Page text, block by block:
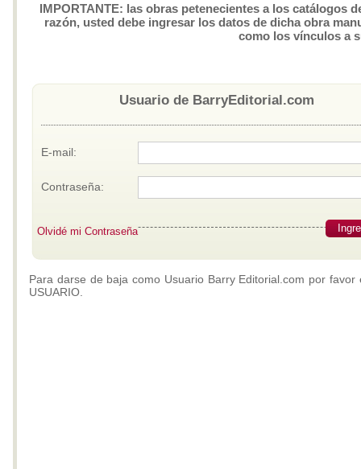
IMPORTANTE: las obras petenecientes a los catálogos
razón, usted debe ingresar los datos de dicha obra
como los vínculos a
Usuario de BarryEditorial.com
E-mail:
Contraseña:
Olvidé mi Contraseña
Para darse de baja como Usuario Barry Editorial.com por
USUARIO.